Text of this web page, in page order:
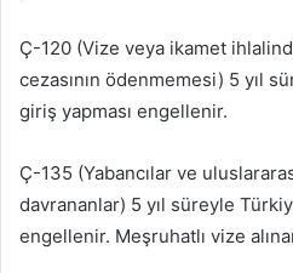
Ç-120 (Vize veya ikamet
cezasının ödenmemesi) 5 yıl
giriş yapması engellenir.
Ç-135 (Yabancılar ve
davrananlar) 5 yıl süreyle
engellenir. Meşruhatlı vize